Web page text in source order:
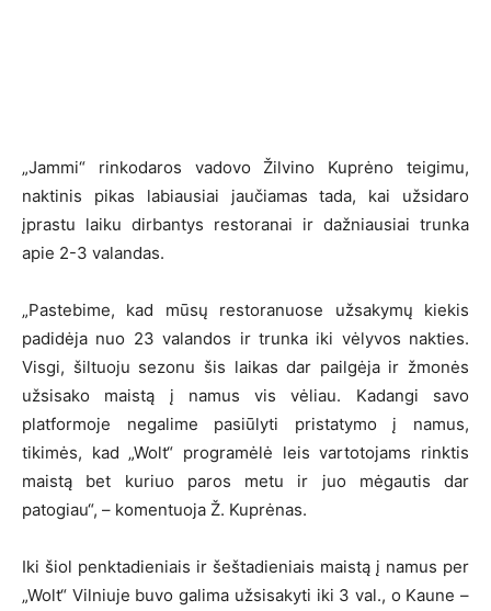
„Jammi“ rinkodaros vadovo Žilvino Kuprėno teigimu,
naktinis pikas labiausiai jaučiamas tada, kai užsidaro
įprastu laiku dirbantys restoranai ir dažniausiai trunka
apie 2-3 valandas.
„Pastebime, kad mūsų restoranuose užsakymų kiekis
padidėja nuo 23 valandos ir trunka iki vėlyvos nakties.
Visgi, šiltuoju sezonu šis laikas dar pailgėja ir žmonės
užsisako maistą į namus vis vėliau. Kadangi savo
platformoje negalime pasiūlyti pristatymo į namus,
tikimės, kad „Wolt“ programėlė leis vartotojams rinktis
maistą bet kuriuo paros metu ir juo mėgautis dar
patogiau“, – komentuoja Ž. Kuprėnas.
Iki šiol penktadieniais ir šeštadieniais maistą į namus per
„Wolt“ Vilniuje buvo galima užsisakyti iki 3 val., o Kaune –